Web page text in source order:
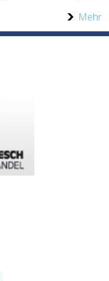
Mehr